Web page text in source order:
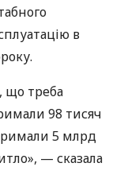
в
що треба
98 тисяч
5 млрд
— сказала